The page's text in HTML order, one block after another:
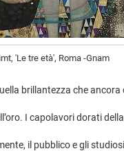
'Le tre età', Roma -Gnam
brillantezza che ancora
I capolavori dorati
il pubblico e gli